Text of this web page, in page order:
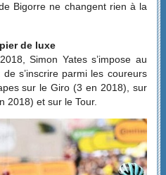
Bigorre ne changent rien à la
de luxe
Simon Yates s’impose au
s’inscrire parmi les coureurs
sur le Giro (3 en 2018), sur
2018) et sur le Tour.